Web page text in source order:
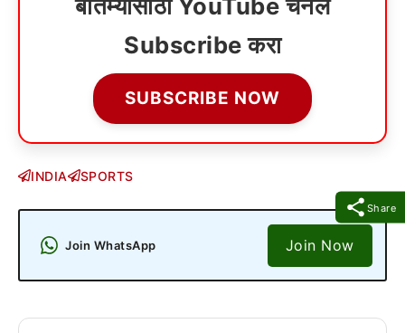
Share
बातम्यांसाठी YouTube चॅनेल
Subscribe करा
SUBSCRIBE NOW
INDIA SPORTS
Join WhatsApp Join Now